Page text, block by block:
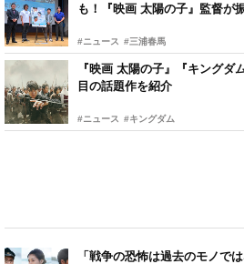
も！『映画 太陽の子』監督が
#ニュース #三浦春馬
『映画 太陽の子』『キングダ
目の話題作を紹介
#ニュース #キングダム
「戦争の恐怖は過去のモノで